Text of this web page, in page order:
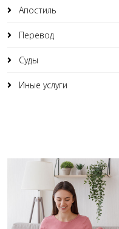
Апостиль
Перевод
Суды
Иные услуги